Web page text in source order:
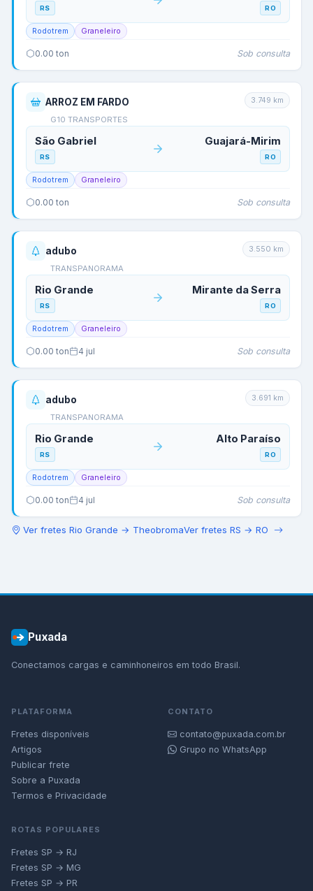
RS RO
Rodotrem Graneleiro
0.00 ton Sob consulta
ARROZ EM FARDO
G10 TRANSPORTES
3.749 km
São Gabriel
RS
Guajará-Mirim
RO
Rodotrem Graneleiro
0.00 ton Sob consulta
adubo
TRANSPANORAMA
3.550 km
Rio Grande
RS
Mirante da Serra
RO
Rodotrem Graneleiro
0.00 ton 4 jul Sob consulta
adubo
TRANSPANORAMA
3.691 km
Rio Grande
RS
Alto Paraíso
RO
Rodotrem Graneleiro
0.00 ton 4 jul Sob consulta
Ver fretes Rio Grande → TheobromaVer fretes RS → RO
Puxada
Conectamos cargas e caminhoneiros em todo Brasil.
PLATAFORMA
Fretes disponíveis
Artigos
Publicar frete
Sobre a Puxada
Termos e Privacidade
CONTATO
contato@puxada.com.br
Grupo no WhatsApp
ROTAS POPULARES
Fretes SP → RJ
Fretes SP → MG
Fretes SP → PR